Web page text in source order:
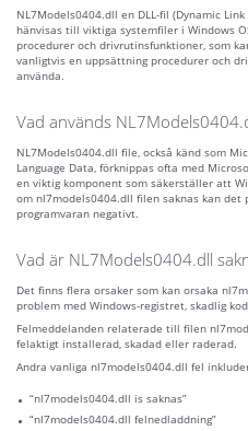
NL7Models0404.dll en DLL-fil (Dynamic
hänvisas till viktiga systemfiler i Windows
procedurer och drivrutinsfunktioner, som
vanligtvis en uppsättning procedurer och
använda.
Vad används
NL7Models0404.dll file, också känd som
Language Data, förknippas ofta med
en viktig komponent som säkerställer att
om nl7models0404.dll filen saknas kan
programvaran negativt.
Vad är NL7Models0404.dll
Det finns flera orsaker som kan orsaka
problem med Windows-registret, skadlig
Felmeddelanden relaterade till filen
felaktigt installerad, skadad eller raderad.
Andra vanliga nl7models0404.dll fel
“nl7models0404.dll is saknas”
“nl7models0404.dll felnedladdning”